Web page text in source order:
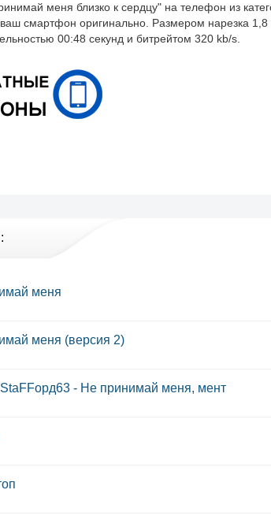
меня близко к сердцу" на телефон из
ваш смартфон оригинально. Размером нарезка 1,8
00:48 секунд и битрейтом 320 kb/s.
меня
меня (версия 2)
- Не принимай меня, мент